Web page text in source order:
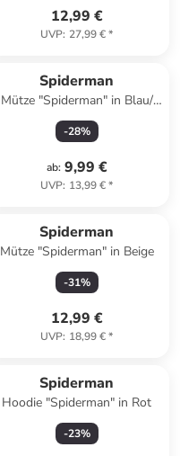
12,99 €
UVP: 27,99 €*
Spiderman
Mütze "Spiderman" in Blau/
Dunkelblau
-28%
ab: 9,99 €
UVP: 13,99 €*
Spiderman
Mütze "Spiderman" in Beige
-31%
12,99 €
UVP: 18,99 €*
Spiderman
Hoodie "Spiderman" in Rot
-23%